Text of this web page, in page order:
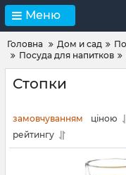
Меню
Головна Дом и сад
Посуда для напитков
Стопки
замовчуванням ціною
рейтингу